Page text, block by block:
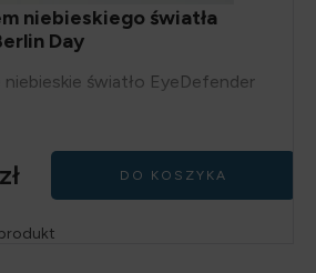
niebieskiego światła
Day
niebieskie światło EyeDefender
zł DO KOSZYKA